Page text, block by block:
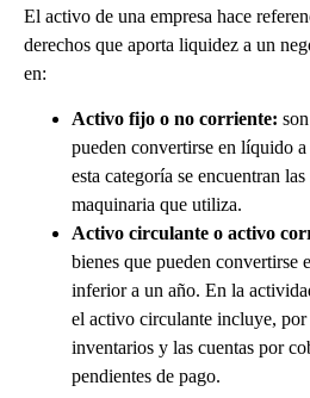
El activo de una empresa hace
derechos que aporta liquidez a un
en:
Activo fijo o no corriente:
pueden convertirse en líquido
esta categoría se encuentran
maquinaria que utiliza.
Activo circulante o activo
bienes que pueden convertirse
inferior a un año. En la
el activo circulante incluye,
inventarios y las cuentas por
pendientes de pago.